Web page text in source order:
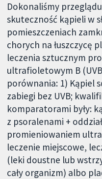
Dokonaliśmy
skuteczność kąpieli w
pomieszczeniach
chorych na łuszczycę
leczenia sztucznym
ultrafioletowym B
porównania: 1) Kąpiel
zabiegi bez UVB;
komparatorami były:
z psoralenami +
promieniowaniem
leczenie miejscowe,
(leki doustne lub
cały organizm) albo